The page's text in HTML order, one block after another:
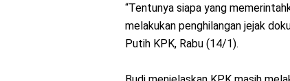
“Tentunya siapa yang
melakukan penghilangan jejak
Putih KPK, Rabu (14/1).